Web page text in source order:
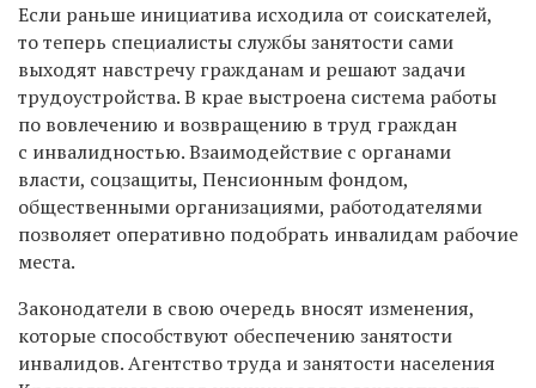
Если раньше инициатива исходила от соискателей,
то теперь специалисты службызанятости сами
выходят навстречу гражданам и решают задачи
трудоустройства.В крае выстроена система работы
по вовлечению и возвращению в труд граждан
с инвалидностью. Взаимодействие с органами
власти, соцзащиты, Пенсионным фондом,
общественными организациями, работодателями
позволяет оперативно подобрать инвалидам рабочие
места.
Законодатели в свою очередь вносят изменения,
которые способствуют обеспечению занятости
инвалидов. Агентство труда и занятости населения